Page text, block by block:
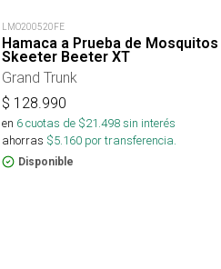
LMO200520FE
Hamaca a Prueba de Mosquitos
Skeeter Beeter XT
Grand Trunk
$ 128.990
en 6cuotas de $21.498sin interés
ahorras $5.160 por transferencia.
Disponible